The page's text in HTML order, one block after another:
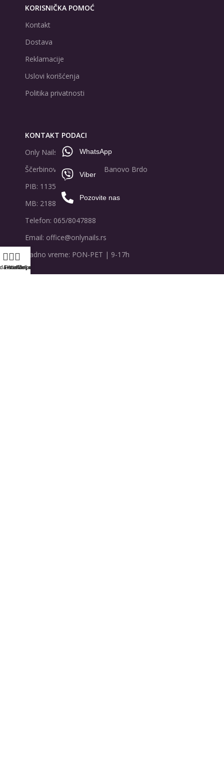
KORISNIČKA POMOĆ
Kontakt
Dostava
Reklamacije
Uslovi korišćenja
Politika privatnosti
KONTAKT PODACI
Only Nails D.O.O
Ščerbinova 2a Čukarica, Banovo Brdo
PIB: 113517995
MB: 21881678
Telefon: 065/8047888
Email: office@onlynails.rs
Radno vreme: PON-PET | 9-17h
Filter
Lista želja
Korpa
Moj nalog
WhatsApp
Viber
Pozovite nas